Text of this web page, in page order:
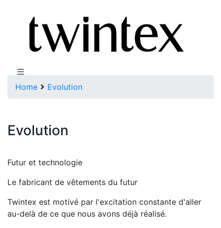
Home Evolution
Evolution
Futur et technologie
Le fabricant de vêtements du futur
Twintex est motivé par l'excitation constante d'aller
au-delà de ce que nous avons déjà réalisé.